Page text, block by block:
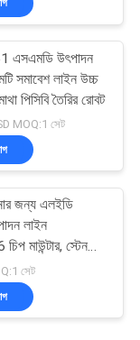
এসএমডি উৎপাদন
সমাবেশ লাইন উচ্চ
পিসিবি তৈরির রোবট
MOQ:1 সেট
জন্য এলইডি
লাইন
মাউন্টার, স্টেনসিল
ওভেন T960,
সেট